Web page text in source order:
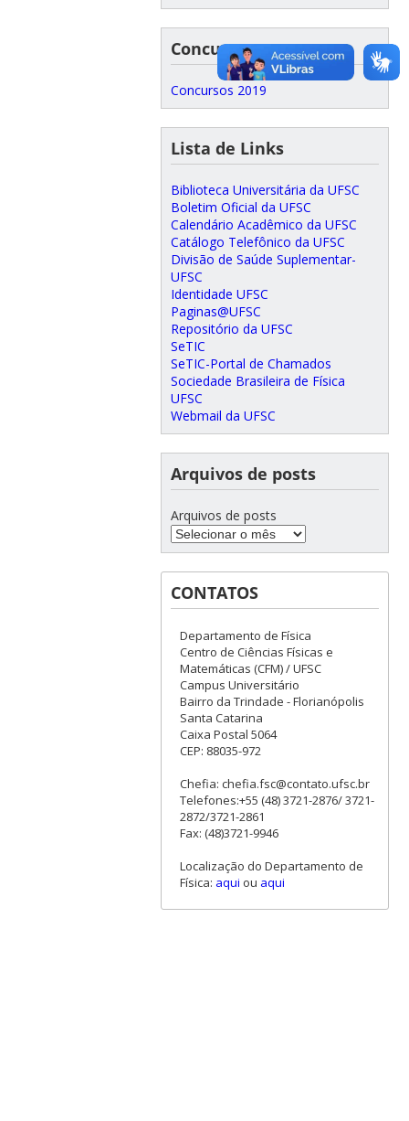
Concursos
Concursos 2019
Lista de Links
Biblioteca Universitária da UFSC
Boletim Oficial da UFSC
Calendário Acadêmico da UFSC
Catálogo Telefônico da UFSC
Divisão de Saúde Suplementar-
UFSC
Identidade UFSC
Paginas@UFSC
Repositório da UFSC
SeTIC
SeTIC-Portal de Chamados
Sociedade Brasileira de Física
UFSC
Webmail da UFSC
Arquivos de posts
Arquivos de posts
CONTATOS
Departamento de Física
Centro de Ciências Físicas e
Matemáticas (CFM) / UFSC
Campus Universitário
Bairro da Trindade - Florianópolis
Santa Catarina
Caixa Postal 5064
CEP: 88035-972
Chefia: chefia.fsc@contato.ufsc.br
Telefones:+55 (48) 3721-2876/ 3721-
2872/3721-2861
Fax: (48)3721-9946
Localização do Departamento de
Física: aqui ou aqui